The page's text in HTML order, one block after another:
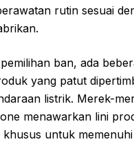
rutin sesuai
ban, ada
yang patut
listrik. Merek-
menawarkan lini
khusus untuk